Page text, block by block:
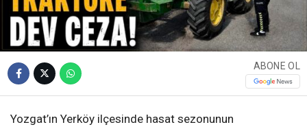
ABONE OL
Yozgat’ın Yerköy ilçesinde hasat sezonunun